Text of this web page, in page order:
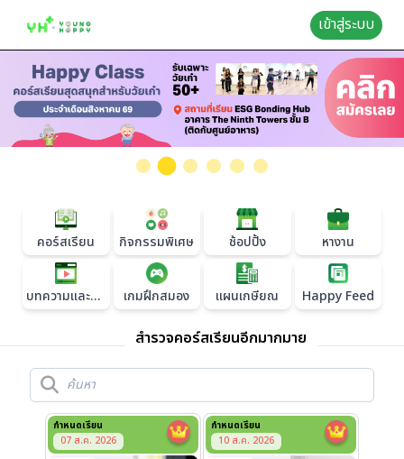
เข้าสู่ระบบ
คอร์สเรียน กิจกรรมพิเศษ ช้อปปิ้ง หางาน
บทความและวิดีโอเรียนรู้ เกมฝึกสมอง แผนเกษียณ Happy Feed
สำรวจคอร์สเรียนอีกมากมาย
Search
กำหนดเรียน
07 ส.ค. 2026
กำหนดเรียน
10 ส.ค. 2026